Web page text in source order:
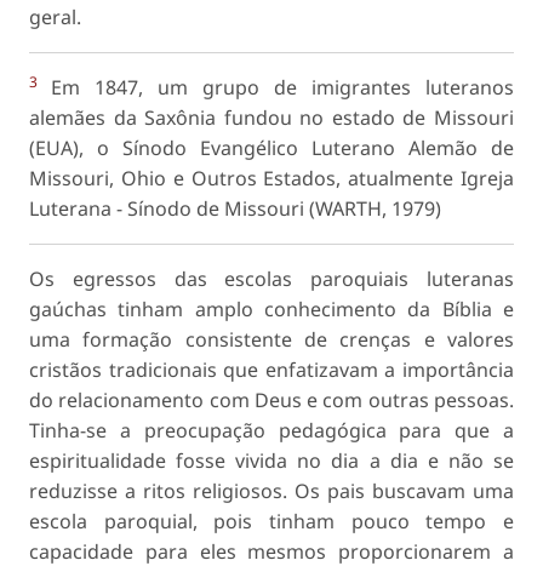
geral.
3
Em 1847, um grupo de imigrantes luteranos
alemães da Saxônia fundou no estado de Missouri
(EUA), o Sínodo Evangélico Luterano Alemão de
Missouri, Ohio e Outros Estados, atualmente Igreja
Luterana - Sínodo de Missouri (WARTH, 1979)
Os egressos das escolas paroquiais luteranas
gaúchas tinham amplo conhecimento da Bíblia e
uma formação consistente de crenças e valores
cristãos tradicionais que enfatizavam a importância
do relacionamento com Deus e com outras pessoas.
Tinha-se a preocupação pedagógica para que a
espiritualidade fosse vivida no dia a dia e não se
reduzisse a ritos religiosos. Os pais buscavam uma
escola paroquial, pois tinham pouco tempo e
capacidade para eles mesmos proporcionarem a